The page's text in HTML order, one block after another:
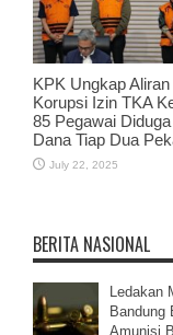
KPK Ungkap
Korupsi Izin TKA
85 Pegawai
Dana Tiap Dua
July 22, 2025
BERITA NASIONAL
Ledakan
Bandung
Amunisi